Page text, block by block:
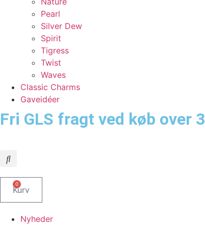
Pearl
Silver Dew
Spirit
Tigress
Twist
Waves
Classic Charms
Gaveidéer
Fri GLS fragt ved køb over
0
Kurv
Nyheder